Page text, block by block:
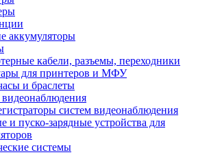
аккумуляторы
кабели, разъемы, переходники
для принтеров и МФУ
и браслеты
систем видеонаблюдения
и пуско-зарядные устройства для
системы